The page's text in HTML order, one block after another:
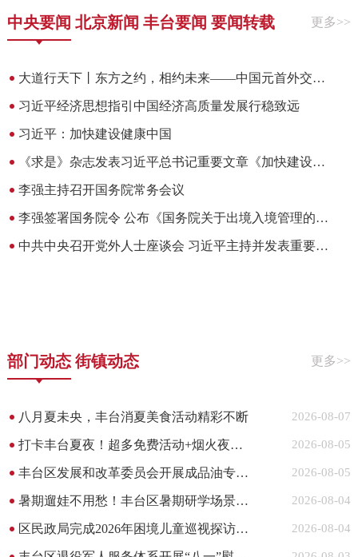
更多>>
中央要闻 北京新闻 丰台要闻 要闻转载
大道行天下丨东方之约，相约未来——中国元首外交的世界情怀与大国气派
习近平经济思想指引中国经济高质量发展行稳致远
习近平：加快建设健康中国
《求是》杂志发表习近平总书记重要文章《加快建设健康中国》
李强主持召开国务院常务会议
李强签署国务院令 公布《国务院关于出境入境管理的规定》
中共中央召开党外人士座谈会 习近平主持并发表重要讲话
更多>>
部门动态 街镇动态
八月夏未央，丰台消夏美食活动精彩不断 2026-08-07
打卡丰台夏夜！超多免费活动+烟火夜市，这份指南请收好 2026-08-05
丰台区发展和改革委员会开展成品油专项巡查工作 2026-08-05
暑期遛娃不用愁！丰台区暑期研学场景系列推荐第十期来啦！ 2026-08-04
区民政局完成2026年困境儿童巡视探访项目中期评审工作 2026-08-04